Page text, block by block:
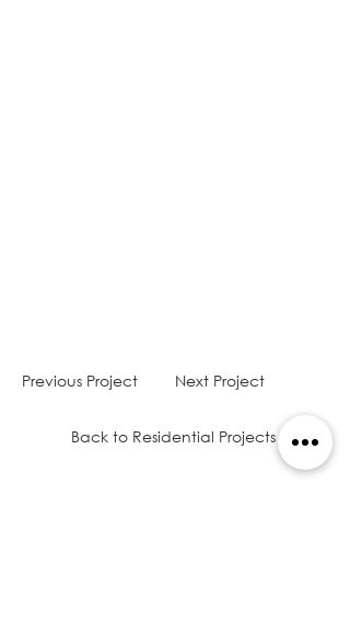
Previous Project Next Project
Back to Residential Projects